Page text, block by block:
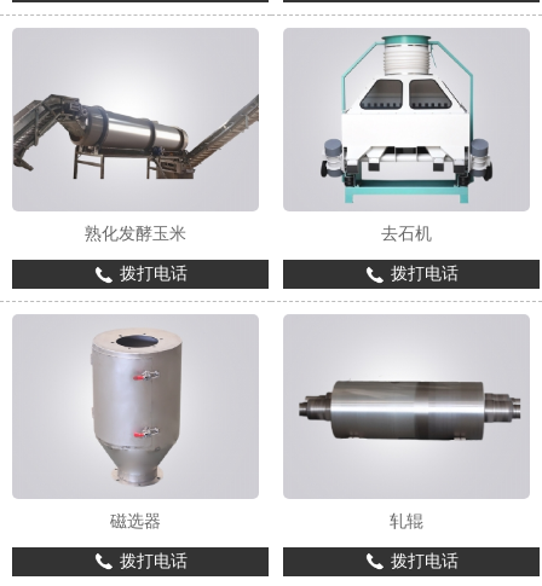
熟化发酵玉米
拨打电话
去石机
拨打电话
磁选器
拨打电话
轧辊
拨打电话